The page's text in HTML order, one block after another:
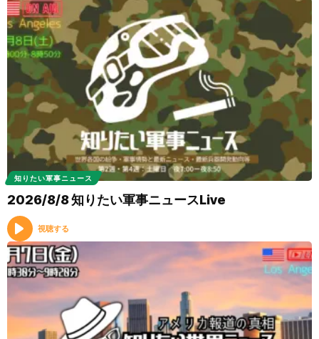
知りたい軍事ニュース
2026/8/8 知りたい軍事ニュースLive
視聴する